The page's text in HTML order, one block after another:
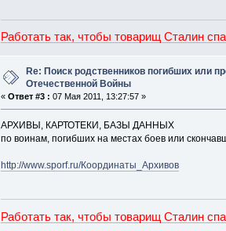
Работать так, чтобы товарищ Сталин
Re: Поиск родственников погибших или
Отечественной Войны
« Ответ #3 : 07 Мая 2011, 13:27:57 »
АРХИВЫ, КАРТОТЕКИ, БАЗЫ ДАННЫХ
по воинам, погибших на местах боев или
http://www.sporf.ru/Координаты_Архивов
Работать так, чтобы товарищ Сталин